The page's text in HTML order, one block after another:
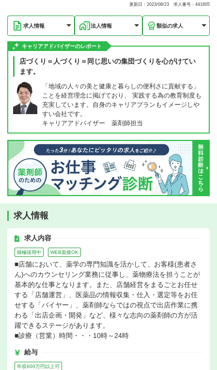
更新日：2023/08/23 求人番号：441605
求人情報 法人情報 類似の求人
キャリアアドバイザーのレポート
店づくり＝人づくり＝同じ思いの集団づくりを心がけてい
ます。
「地域の人々の美と健康と暮らしの便利さに貢献する」
ことを経営理念に掲げており、 実践する為の教育制度も
充実しています。自身のキャリアプランもイメージしや
すい会社です。
キャリアアドバイザー 薬剤師担当
求人情報
求人内容
積極採用中 WEB面接OK
■店舗において、薬学の専門知識を活かして、お客様(患者さ
ん)へのカウンセリング業務に従事し、薬物療法を担うことが
基本的な仕事となります。また、店舗経営をまるごとお任せ
する「店舗運営」、医薬品の情報収集・仕入・選定等をお任
せする「バイヤー」、薬剤師ならではの視点で出店作業に携
わる「出店企画・開発」など、様々な志向の薬剤師の方が活
躍できるステージがあります。
■診療（営業）時間・・・10時～24時
給与
年収600万円以上可